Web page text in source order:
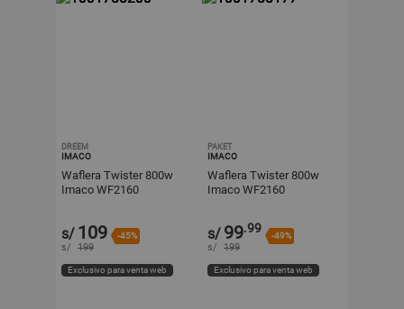
DREEM
IMACO
Waflera Twister 800w
Imaco WF2160
s/ 109 -45%
s/ 199
Exclusivo para venta web
PAKET
IMACO
Waflera Twister 800w
Imaco WF2160
s/ 99.99
-49%
s/ 199
Exclusivo para venta web